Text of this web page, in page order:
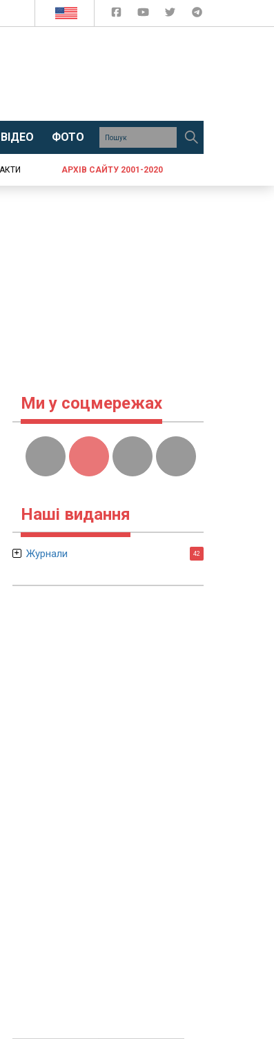
ВІДЕО ФОТО
АРХІВ САЙТУ 2001-2020
Ми у соцмережах
Наші видання
Журнали 42